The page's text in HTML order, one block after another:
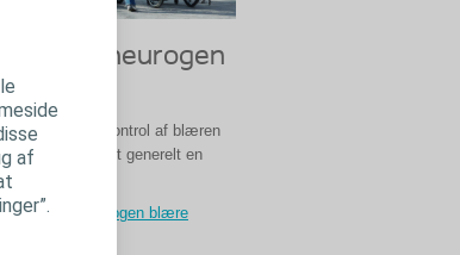
af
er en neurogen
bevidst kontrol af blæren
kaldes det generelt en
blære.
mere om neurogen blære